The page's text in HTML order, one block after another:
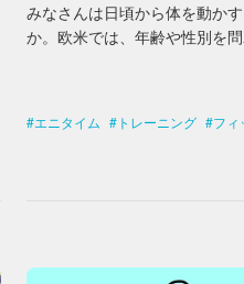
みなさんは日頃から体を動か
か。欧米では、年齢や性別を
エニタイム トレーニング フィ